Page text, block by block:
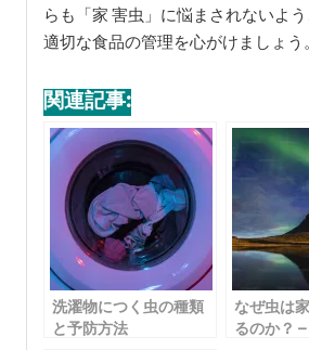
らも「家 害虫」に悩まされないよ
適切な食品の管理を心がけましょう。
関連記事:
洗濯物につく虫の種類
と予防方法
なぜ虫は
るのか？